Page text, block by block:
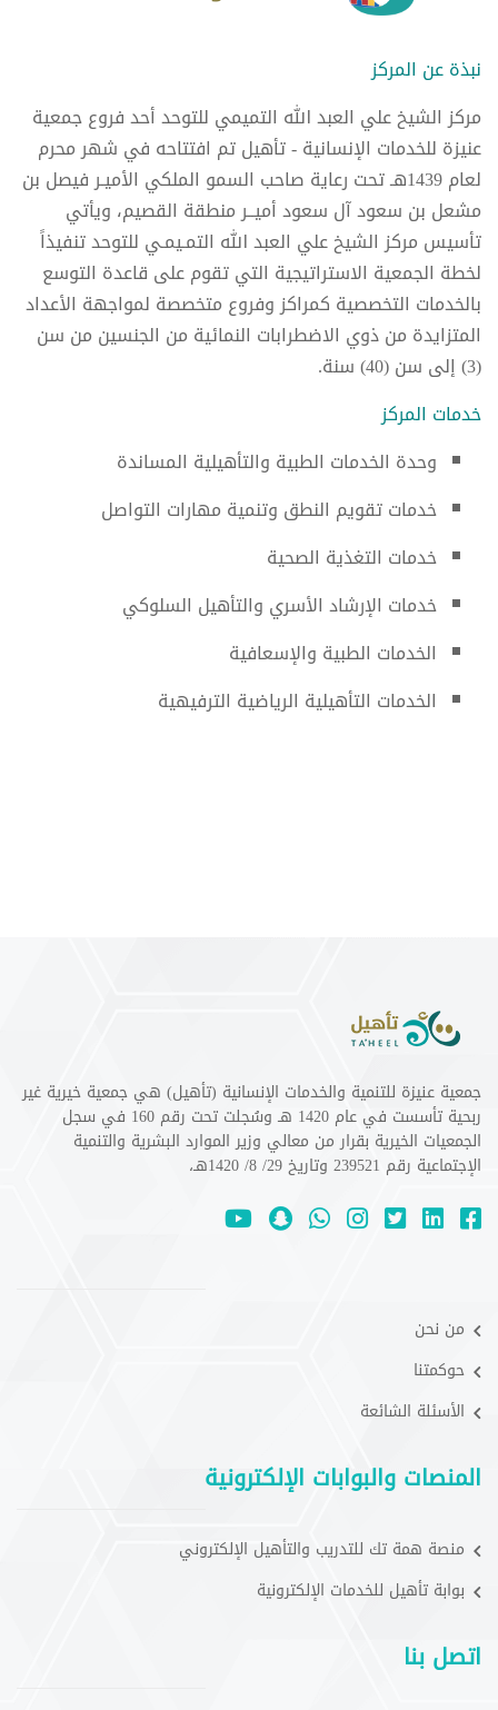
نبذة عن المركز
مركز الشيخ علي العبد الله التميمي للتوحد أحد فروع جمعية
عنيزة للخدمات الإنسانية - تأهيل تم افتتاحه في شهر محرم
لعام 1439هـ تحت رعاية صاحب السمو الملكي الأميـر فيصل بن
مشعل بن سعود آل سعود أميــر منطقة القصيم، ويأتي
تأسيس مركز الشيخ علي العبد الله التمـيمـي للتوحد تنفيذاً
لخطة الجمعية الاستراتيجية التي تقوم على قاعدة التوسع
بالخدمات التخصصية كمراكز وفروع متخصصة لمواجهة الأعداد
المتزايدة من ذوي الاضطرابات النمائية من الجنسين من سن
(3) إلى سن (40) سنة.
خدمات المركز
وحدة الخدمات الطبية والتأهيلية المساندة
خدمات تقويم النطق وتنمية مهارات التواصل
خدمات التغذية الصحية
خدمات الإرشاد الأسري والتأهيل السلوكي
الخدمات الطبية والإسعافية
الخدمات التأهيلية الرياضية الترفيهية
جمعية عنيزة للتنمية والخدمات الإنسانية (تأهيل) هي جمعية خيرية غير
ربحية تأسست في عام 1420 هـ وسُجلت تحت رقم 160 في سجل
الجمعيات الخيرية بقرار من معالي وزير الموارد البشرية والتنمية
الإجتماعية رقم 239521 وتاريخ 29/ 8/ 1420هـ،
من نحن
حوكمتنا
الأسئلة الشائعة
المنصات والبوابات الإلكترونية
منصة همة تك للتدريب والتأهيل الإلكتروني
بوابة تأهيل للخدمات الإلكترونية
اتصل بنا